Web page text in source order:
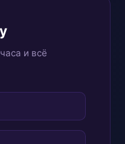
и всё